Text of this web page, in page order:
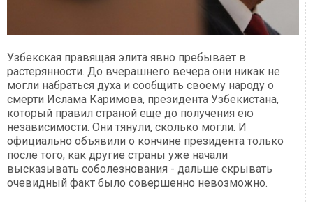
Узбекская правящая элита явно пребывает в
растерянности. До вчерашнего вечера они никак не
могли набраться духа и сообщить своему народу о
смерти Ислама Каримова, президента Узбекистана,
который правил страной еще до получения ею
независимости. Они тянули, сколько могли. И
официально объявили о кончине президента только
после того, как другие страны уже начали
высказывать соболезнования - дальше скрывать
очевидный факт было совершенно невозможно.